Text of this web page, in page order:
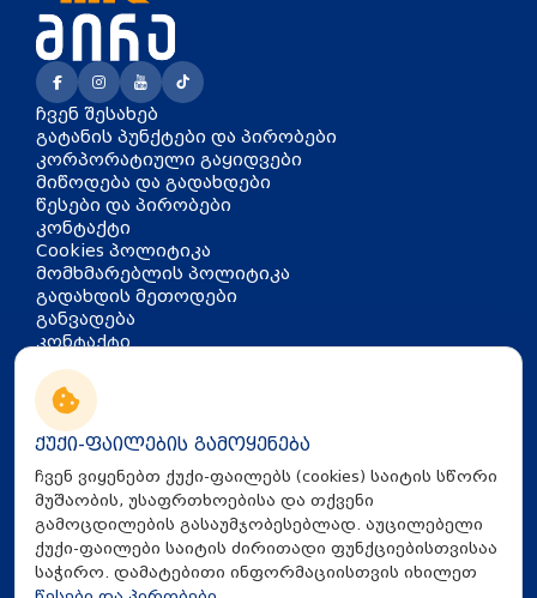
კონტაქტი
თბილისი, აკაკი წერეთლის
გამზირი 126
info@mira.ge
032 235 60 01
ჩვენ შესახებ
გატანის პუნქტები და პირობები
კორპორატიული გაყიდვები
მიწოდება და გადახდები
წესები და პირობები
კონტაქტი
Cookies პოლიტიკა
მომხმარებლის პოლიტიკა
გადახდის მეთოდები
განვადება
ქუქი-ფაილების გამოყენება
ჩვენ ვიყენებთ ქუქი-ფაილებს (cookies) საიტის სწორი
მუშაობის, უსაფრთხოებისა და თქვენი
გამოცდილების გასაუმჯობესებლად. აუცილებელი
ქუქი-ფაილები საიტის ძირითადი ფუნქციებისთვისაა
საჭირო. დამატებითი ინფორმაციისთვის იხილეთ